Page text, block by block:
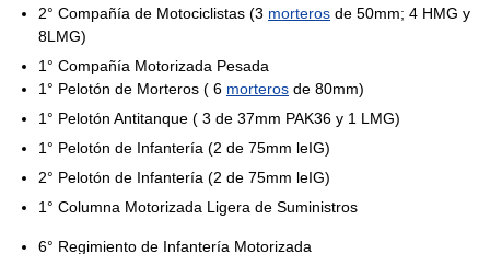
2° Compañía de Motociclistas (3 morteros de 50mm; 4 HMG y
8LMG)
1° Compañía Motorizada Pesada
1° Pelotón de Morteros ( 6 morteros de 80mm)
1° Pelotón Antitanque ( 3 de 37mm PAK36 y 1 LMG)
1° Pelotón de Infantería (2 de 75mm leIG)
2° Pelotón de Infantería (2 de 75mm leIG)
1° Columna Motorizada Ligera de Suministros
6° Regimiento de Infantería Motorizada